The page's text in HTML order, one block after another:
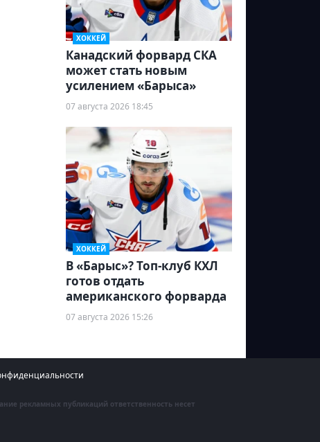
ХОККЕЙ
Канадский форвард СКА
может стать новым
усилением «Барыса»
07 августа 2026 18:45
ХОККЕЙ
В «Барыс»? Топ-клуб КХЛ
готов отдать
американского форварда
07 августа 2026 15:26
рекламных публикаций ответственность несет